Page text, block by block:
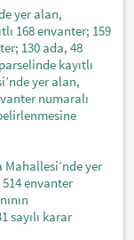
yer alan,
168 envanter; 159
130 ada, 48
kayıtlı
yer alan,
numaralı
yer
envanter
sayılı karar